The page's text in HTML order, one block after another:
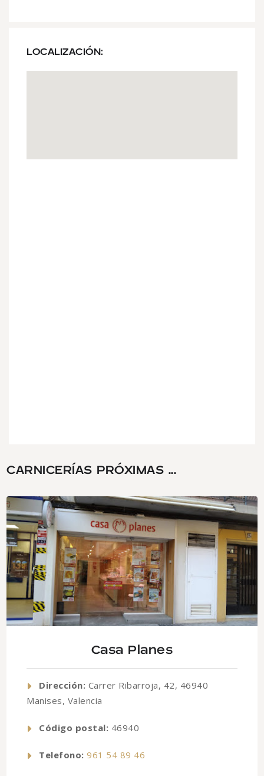
LOCALIZACIÓN:
CARNICERÍAS PRÓXIMAS ...
Casa Planes
Dirección: Carrer Ribarroja, 42, 46940
Manises, Valencia
Código postal: 46940
Telefono: 961 54 89 46